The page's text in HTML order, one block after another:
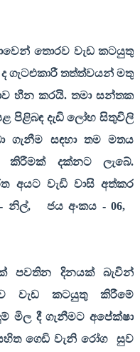
තොරව වැඩ කටයුතු
ගැටළුකාරී තත්ත්වයන් මතු
හීන කරයි. තමා සන්තක
පිළිබඳ දැඩි ලෝභ සිතුවිලි
ගැනීම සඳහා තම මතය
කිරීමක් දක්නට ලැබේ.
අයට වැඩි වාසි අත්කර
නිල්, ජය අංකය -06,
පවතින දිනයක් බැවින්
වැඩ කටයුතු කිරීමේ
මිල දී ගැනීමට අපේක්ෂා
ගෙඩි වැනි රෝග සුව